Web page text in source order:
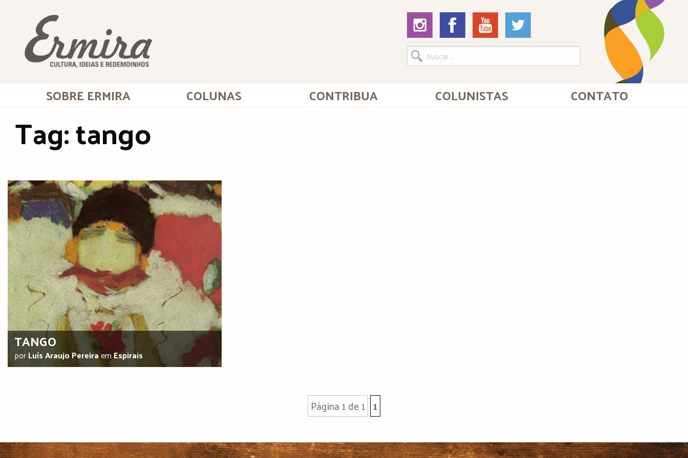
SOBRE ERMIRA COLUNAS CONTRIBUA COLUNISTAS CONTATO
Tag:tango
TANGO
porLuís Araujo PereiraemEspirais
Página 1 de 1 1